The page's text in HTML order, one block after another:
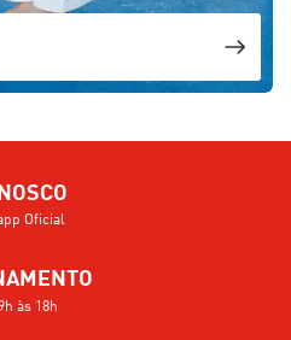
Oficial
às 18h